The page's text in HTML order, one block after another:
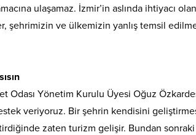
ulaşamaz. İzmir’in aslında ihtiyacı
şehrimizin ve ülkemizin yanlış temsil
Odası Yönetim Kurulu Üyesi Oğuz
veriyoruz. Bir şehrin kendisini
zaten turizm gelişir. Bundan sonraki